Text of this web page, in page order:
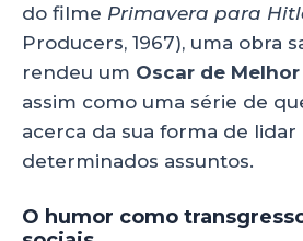
do filme Primavera para
Producers, 1967), uma obra
rendeu um Oscar de
assim como uma série de
acerca da sua forma de lidar
determinados assuntos.
O humor como